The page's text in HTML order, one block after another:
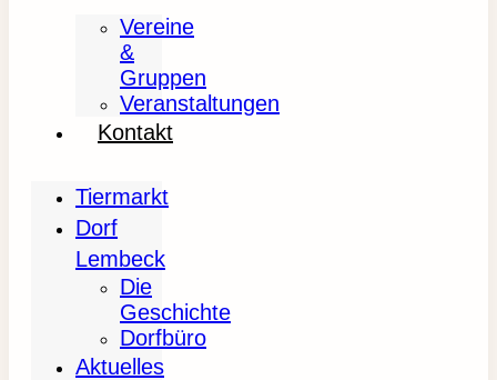
Vereine
&
Gruppen
Veranstaltungen
Kontakt
Tiermarkt
Dorf
Lembeck
Die
Geschichte
Dorfbüro
Aktuelles